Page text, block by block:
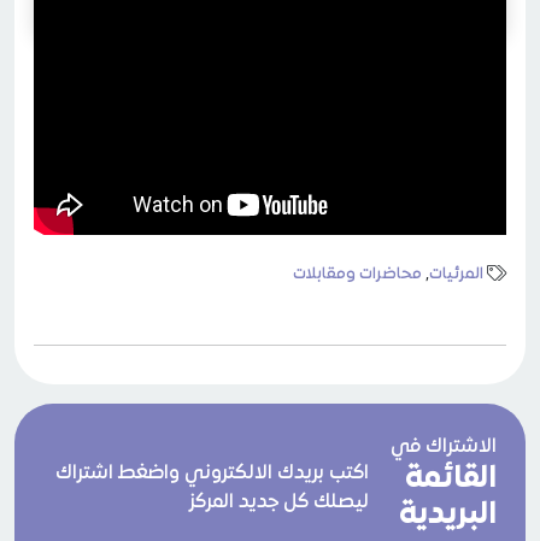
المرئيات, محاضرات ومقابلات
الاشتراك في
القائمة
البريدية
اكتب بريدك الالكتروني واضغط اشتراك
ليصلك كل جديد المركز